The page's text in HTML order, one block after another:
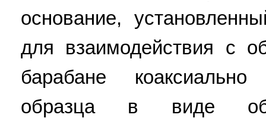
основание,
для взаимодействия с
барабане
образца в виде